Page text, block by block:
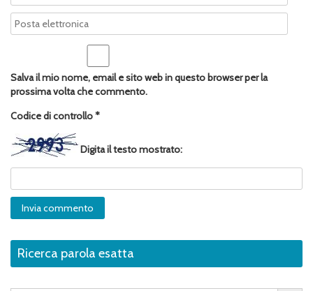
Salva il mio nome, email e sito web in questo browser per la
prossima volta che commento.
Codice di controllo*
Digita il testo mostrato:
Ricerca parola esatta
Search Button